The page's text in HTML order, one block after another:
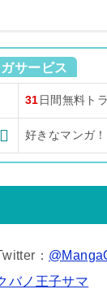
サービス
31 日間無料ト
好きなマンガ
：
バノ王子サマ